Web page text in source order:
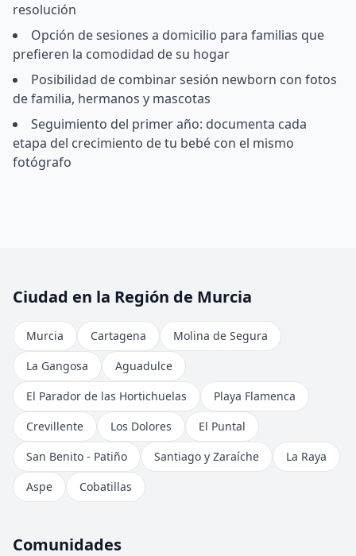
resolución
Opción de sesiones a domicilio para familias que
prefieren la comodidad de su hogar
Posibilidad de combinar sesión newborn con fotos
de familia, hermanos y mascotas
Seguimiento del primer año: documenta cada
etapa del crecimiento de tu bebé con el mismo
fotógrafo
Ciudad en la Región de Murcia
Murcia Cartagena
Molina de Segura
La Gangosa
Aguadulce
El Parador de las Hortichuelas
Playa Flamenca
Crevillente
Los Dolores
El Puntal
San Benito - Patiño
Santiago y Zaraíche
La Raya
Aspe
Cobatillas
Comunidades